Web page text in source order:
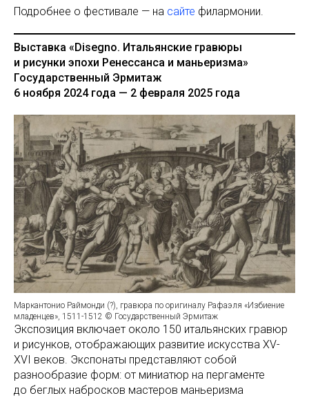
Подробнее о фестивале — на сайте филармонии.
Выставка «Disegno. Итальянские гравюры
и рисунки эпохи Ренессанса и маньеризма»
Государственный Эрмитаж
6 ноября 2024 года — 2 февраля 2025 года
Маркантонио Раймонди (?), гравюра по оригиналу Рафаэля «Избиение
младенцев», 1511-1512 © Государственный Эрмитаж
Экспозиция включает около 150 итальянских гравюр
и рисунков, отображающих развитие искусства XV-
XVI веков. Экспонаты представляют собой
разнообразие форм: от миниатюр на пергаменте
до беглых набросков мастеров маньеризма